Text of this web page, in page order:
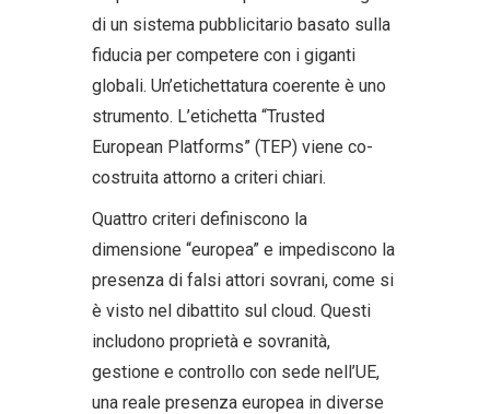
di un sistema pubblicitario basato sulla
fiducia per competere con i giganti
globali. Un’etichettatura coerente è uno
strumento. L’etichetta “Trusted
European Platforms” (TEP) viene co-
costruita attorno a criteri chiari.
Quattro criteri definiscono la
dimensione “europea” e impediscono la
presenza di falsi attori sovrani, come si
è visto nel dibattito sul cloud. Questi
includono proprietà e sovranità,
gestione e controllo con sede nell’UE,
una reale presenza europea in diverse